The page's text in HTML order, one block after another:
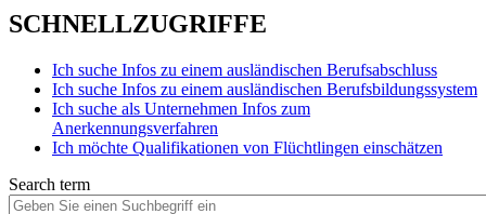
SCHNELLZUGRIFFE
Ich suche Infos zu einem ausländischen Berufsabschluss
Ich suche Infos zu einem ausländischen Berufsbildungssystem
Ich suche als Unternehmen Infos zum
Anerkennungsverfahren
Ich möchte Qualifikationen von Flüchtlingen einschätzen
Search term